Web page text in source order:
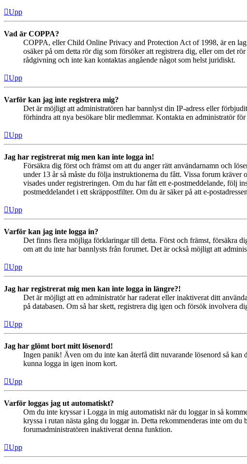
Upp
Vad är COPPA?
COPPA, eller Child Online Privacy and Protection Act of 1998, är en
osäker på om detta rör dig som försöker att registrera dig, eller om det
rådgivning och inte kan kontaktas angående något som helst juridiskt.
Upp
Varför kan jag inte registrera mig?
Det är möjligt att administratören har bannlyst din IP-adress eller
förhindra att nya besökare blir medlemmar. Kontakta en administratör
Upp
Jag har registrerat mig men kan inte logga in!
Försäkra dig först och främst om att du anger rätt användarnamn och
under 13 år så måste du följa instruktionerna du fått. Vissa forum
visades under registreringen. Om du har fått ett e-postmeddelande, följ
postmeddelandet i ett skräppostfilter. Om du är säker på att e-
Upp
Varför kan jag inte logga in?
Det finns flera möjliga förklaringar till detta. Först och främst, försäkra
om att du inte har bannlysts från forumet. Det är också möjligt att
Upp
Jag har registrerat mig men kan inte logga in längre?!
Det är möjligt att en administratör har raderat eller inaktiverat ditt
på databasen. Om så har skett, registrera dig igen och försök involvera
Upp
Jag har glömt bort mitt lösenord!
Ingen panik! Även om du inte kan återfå ditt nuvarande lösenord så
kunna logga in igen inom kort.
Upp
Varför loggas jag ut automatiskt?
Om du inte kryssar i Logga in mig automatiskt när du loggar in så
kryssa i rutan nästa gång du loggar in. Detta rekommenderas inte om
forumadministratören inaktiverat denna funktion.
Upp